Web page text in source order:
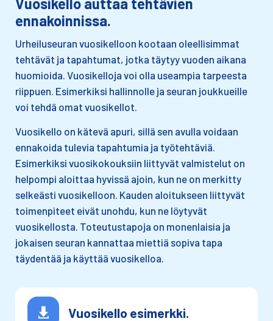
ennakoinnissa.
Urheiluseuran vuosikelloon kootaan oleellisimmat
tehtävät ja tapahtumat, jotka täytyy vuoden aikana
huomioida. Vuosikelloja voi olla useampia tarpeesta
riippuen. Esimerkiksi hallinnolle ja seuran joukkueille
voi tehdä omat vuosikellot.
Vuosikello on kätevä apuri, sillä sen avulla voidaan
ennakoida tulevia tapahtumia ja työtehtäviä.
Esimerkiksi vuosikokouksiin liittyvät valmistelut on
helpompi aloittaa hyvissä ajoin, kun ne on merkitty
selkeästi vuosikelloon. Kauden aloitukseen liittyvät
toimenpiteet eivät unohdu, kun ne löytyvät
vuosikellosta. Toteutustapoja on monenlaisia ja
jokaisen seuran kannattaa miettiä sopiva tapa
täydentää ja käyttää vuosikelloa.
Vuosikello esimerkki.